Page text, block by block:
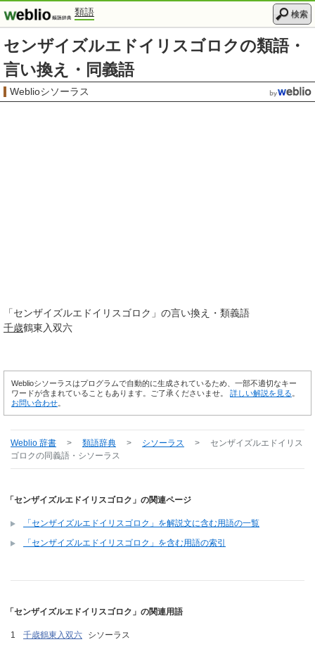
類語 検索
センザイズルエドイリスゴロクの類語・
言い換え・同義語
Weblioシソーラス
「センザイズルエドイリスゴロク 」の言い換え・類義語
千歳鶴東入双六
Weblioシソーラスはプログラムで自動的に生成されているため、一部不適切なキー
ワードが含まれていることもあります。ご了承くださいませ。 詳しい解説を見る
お問い合わせ
Weblio 辞書 > 類語辞典 > シソーラス >
センザイズルエドイリス
ゴロクの同義語・シソーラス
「センザイズルエドイリスゴロク」の関連ページ
「センザイズルエドイリスゴロク」を解説文に含む用語の一覧
「センザイズルエドイリスゴロク」を含む用語の索引
「センザイズルエドイリスゴロク」の関連用語
千歳鶴東入双六 シソーラス